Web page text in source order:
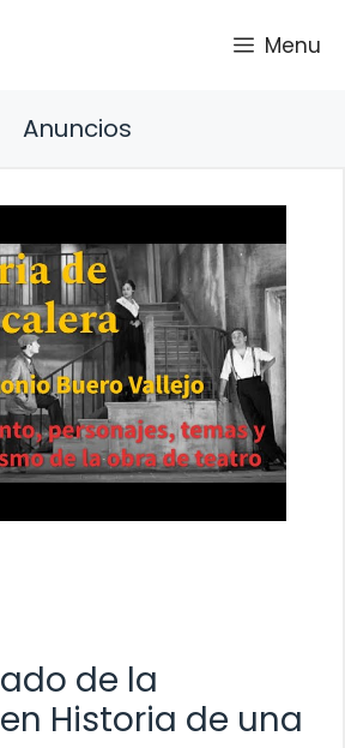
Menu
Anuncios
de la
Historia de una